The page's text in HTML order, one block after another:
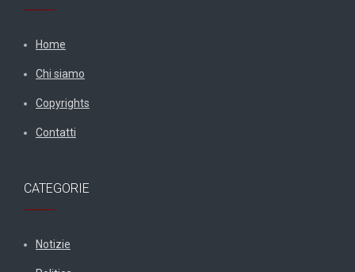
Home
Chi siamo
Copyrights
Contatti
CATEGORIE
Notizie